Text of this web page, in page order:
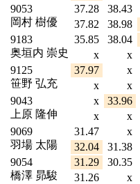
9053
岡村 樹優
37.28 38.43
37.82
38.98
9183
奥垣内 崇史
35.85 38.04
x
x
9125
笹野 弘充
37.97 x
x
x
9043
上原 隆伸
x 33.96
x
x
9069
羽場 太陽
31.47 x
32.04
31.38
9054
橋澤 昴駿
31.29 30.35
31.26
x